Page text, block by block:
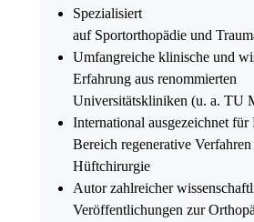
Spezialisiert
auf Sportorthopädie und
Umfangreiche klinische und
Erfahrung aus renommierten
Universitätskliniken (u. a. TU
International ausgezeichnet für
Bereich regenerative
Hüftchirurgie
Autor zahlreicher
Veröffentlichungen zur